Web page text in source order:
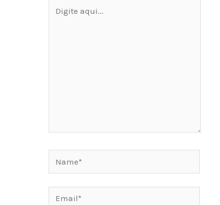
aqui...
Email*